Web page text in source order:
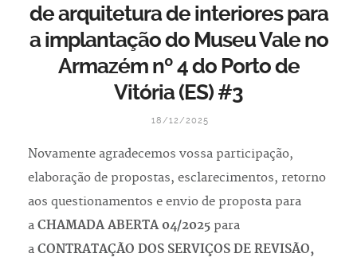
de arquitetura de interiores para
a implantação do Museu Vale no
Armazém nº 4 do Porto de
Vitória (ES) #3
18/12/2025
Novamente agradecemos vossa participação,
elaboração de propostas, esclarecimentos, retorno
aos questionamentos e envio de proposta para
a CHAMADA ABERTA 04/2025 para
a CONTRATAÇÃO DOS SERVIÇOS DE REVISÃO,